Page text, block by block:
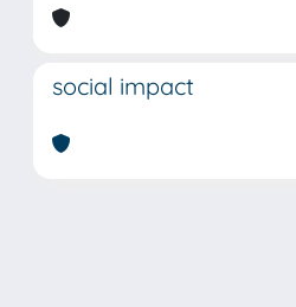
social impact